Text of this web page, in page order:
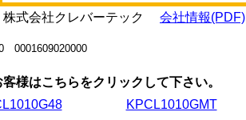
式会社クレバーテック 会社情報(PDF)
0001609020000
様はこちらをクリックして下さい。
KPCL1010GMT